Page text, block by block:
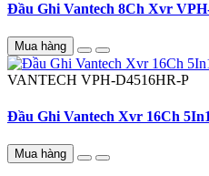
Đầu Ghi Vantech 8Ch Xvr
Mua hàng
VANTECH VPH-D4516HR-P
Đầu Ghi Vantech Xvr 16Ch
Mua hàng